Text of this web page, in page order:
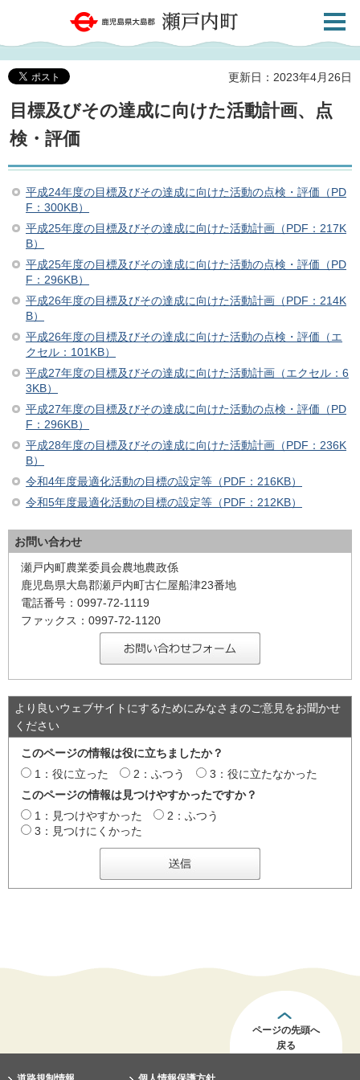
鹿児島県大島郡 瀬戸内町
共通メ
更新日：2023年4月26日
目標及びその達成に向けた活動計画、点
検・評価
平成24年度の目標及びその達成に向けた活動の点検・評価（PD
F：300KB）
平成25年度の目標及びその達成に向けた活動計画（PDF：217K
B）
平成25年度の目標及びその達成に向けた活動の点検・評価（PD
F：296KB）
平成26年度の目標及びその達成に向けた活動計画（PDF：214K
B）
平成26年度の目標及びその達成に向けた活動の点検・評価（エ
クセル：101KB）
平成27年度の目標及びその達成に向けた活動計画（エクセル：6
3KB）
平成27年度の目標及びその達成に向けた活動の点検・評価（PD
F：296KB）
平成28年度の目標及びその達成に向けた活動計画（PDF：236K
B）
令和4年度最適化活動の目標の設定等（PDF：216KB）
令和5年度最適化活動の目標の設定等（PDF：212KB）
お問い合わせ
瀬戸内町農業委員会農地農政係
鹿児島県大島郡瀬戸内町古仁屋船津23番地
電話番号：0997-72-1119
ファックス：0997-72-1120
より良いウェブサイトにするためにみなさまのご意見をお聞かせ
ください
このページの情報は役に立ちましたか？
1：役に立った
2：ふつう
3：役に立たなかった
このページの情報は見つけやすかったですか？
1：見つけやすかった
2：ふつう
3：見つけにくかった
ページの先頭へ
戻る